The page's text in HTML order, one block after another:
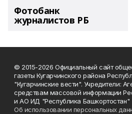
Фотобанк
журналистов РБ
© 2015-2026 Официальный сайт
газеты Кугарчинского района
"Кугарчинские вести". Учредители:
средствам массовой информации
и АО ИД "Республика Башкортостан"
Об использовании персональных